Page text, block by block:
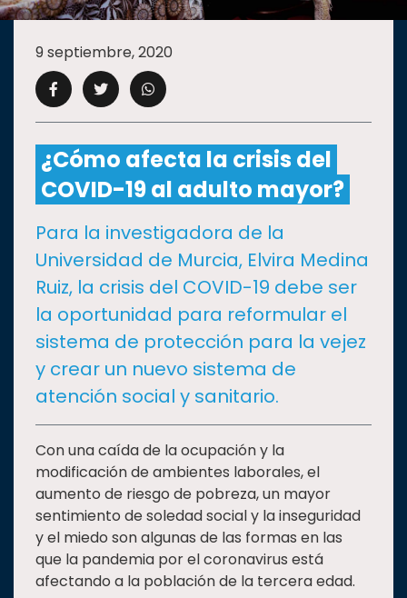
ACADEMIA
CAMPUS UANL
CULTURA
DEPORTES
I+D+IEXPERTOS
SALUD
SUSTENTABILIDAD
TEMAS
Oferta
educativa
Estudiantes
9 septiembre, 2020
¿Cómo afecta la crisis del
COVID-19 al adulto mayor?
Para la investigadora de la
Universidad de Murcia, Elvira Medina
Ruiz, la crisis del COVID-19 debe ser
la oportunidad para reformular el
sistema de protección para la vejez
y crear un nuevo sistema de
atención social y sanitario.
Con una caída de la ocupación y la
modificación de ambientes laborales, el
aumento de riesgo de pobreza, un mayor
sentimiento de soledad social y la inseguridad
y el miedo son algunas de las formas en las
que la pandemia por el coronavirus está
afectando a la población de la tercera edad.